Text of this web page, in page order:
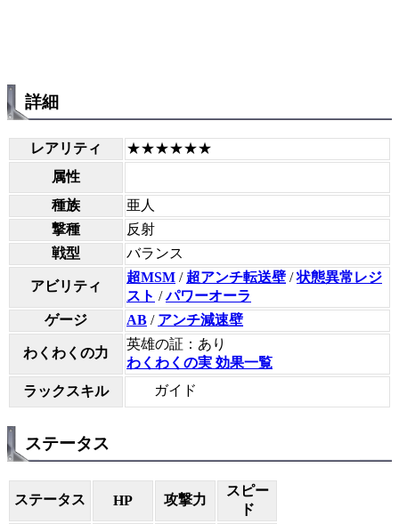
詳細
レアリティ
★★★★★★
属性
種族
亜人
撃種
反射
戦型
バランス
アビリティ
超MSM / 超アンチ転送壁 /状態異常レジ
スト /パワーオーラ
ゲージ
AB / アンチ減速壁
わくわくの力
英雄の証：あり
わくわくの実 効果一覧
ラックスキル
ガイド
ステータス
ステータス HP 攻撃力
スピー
ド